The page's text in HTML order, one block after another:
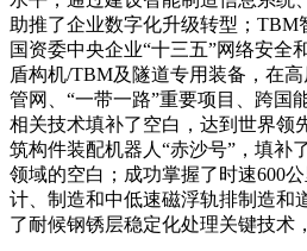
助推了企业数字化升级转型；
国资委中央企业“十三五”网络安全
盾构机/TBM及隧道专用装备，在
管网、“一带一路”重要项目、跨国
相关技术填补了空白，达到世界领
筑构件装配机器人“赤沙号”，填补
领域的空白；成功掌握了时速600
计、制造和中低速磁浮轨排制造和
了耐候钢锈层稳定化处理关键技术